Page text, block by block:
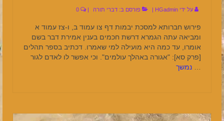
על ידי HGadmin
| פורסם ב: דברי תורה |
פירוש חברותא למסכת יבמות דף צו עמוד ב, ו-צז עמוד א
ומביאה עתה הגמרא דרשת חכמים בענין אמירת דבר בשם
אומרו, עד כמה היא מועילה למי שאמרו. דכתיב בספר תהלים
[פרק סא]: "אגורה באהלך עולמים". וכי אפשר לו לאדם לגור
נמשך